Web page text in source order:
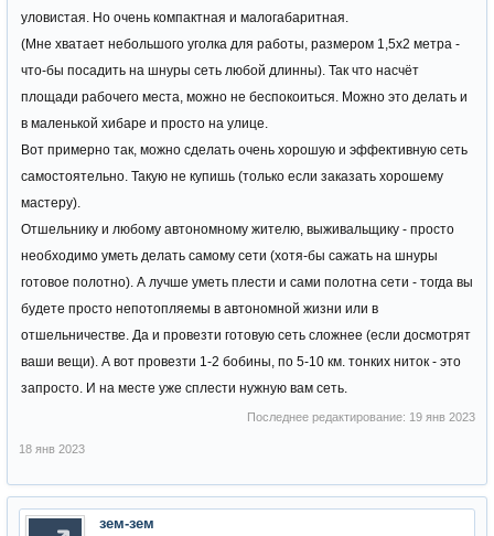
уловистая. Но очень компактная и малогабаритная.
(Мне хватает небольшого уголка для работы, размером 1,5х2 метра -
что-бы посадить на шнуры сеть любой длинны). Так что насчёт
площади рабочего места, можно не беспокоиться. Можно это делать и
в маленькой хибаре и просто на улице.
Вот примерно так, можно сделать очень хорошую и эффективную сеть
самостоятельно. Такую не купишь (только если заказать хорошему
мастеру).
Отшельнику и любому автономному жителю, выживальщику - просто
необходимо уметь делать самому сети (хотя-бы сажать на шнуры
готовое полотно). А лучше уметь плести и сами полотна сети - тогда вы
будете просто непотопляемы в автономной жизни или в
отшельничестве. Да и провезти готовую сеть сложнее (если досмотрят
ваши вещи). А вот провезти 1-2 бобины, по 5-10 км. тонких ниток - это
запросто. И на месте уже сплести нужную вам сеть.
Последнее редактирование: 19 янв 2023
18 янв 2023
зем-зем